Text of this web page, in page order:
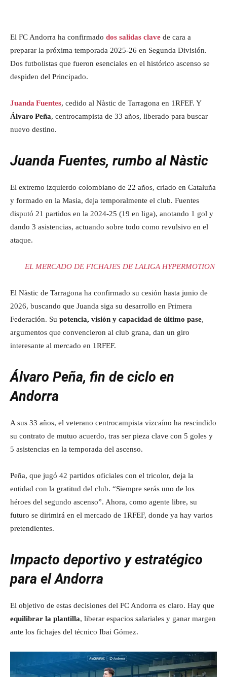
El FC Andorra ha confirmado dos salidas clave de cara a
preparar la próxima temporada 2025‑26 en Segunda División.
Dos futbolistas que fueron esenciales en el histórico ascenso se
despiden del Principado.
Juanda Fuentes, cedido al Nàstic de Tarragona en 1RFEF. Y
Álvaro Peña, centrocampista de 33 años, liberado para buscar
nuevo destino.
Juanda Fuentes, rumbo al Nàstic
El extremo izquierdo colombiano de 22 años, criado en Cataluña
y formado en la Masia, deja temporalmente el club. Fuentes
disputó 21 partidos en la 2024‑25 (19 en liga), anotando 1 gol y
dando 3 asistencias, actuando sobre todo como revulsivo en el
ataque.
EL MERCADO DE FICHAJES DE LALIGA HYPERMOTION
El Nàstic de Tarragona ha confirmado su cesión hasta junio de
2026, buscando que Juanda siga su desarrollo en Primera
Federación. Su potencia, visión y capacidad de último pase,
argumentos que convencieron al club grana, dan un giro
interesante al mercado en 1RFEF.
Álvaro Peña, fin de ciclo en
Andorra
A sus 33 años, el veterano centrocampista vizcaíno ha rescindido
su contrato de mutuo acuerdo, tras ser pieza clave con 5 goles y
5 asistencias en la temporada del ascenso.
Peña, que jugó 42 partidos oficiales con el tricolor, deja la
entidad con la gratitud del club. “Siempre serás uno de los
héroes del segundo ascenso”. Ahora, como agente libre, su
futuro se dirimirá en el mercado de 1RFEF, donde ya hay varios
pretendientes.
Impacto deportivo y estratégico
para el Andorra
El objetivo de estas decisiones del FC Andorra es claro. Hay que
equilibrar la plantilla, liberar espacios salariales y ganar margen
ante los fichajes del técnico Ibai Gómez.